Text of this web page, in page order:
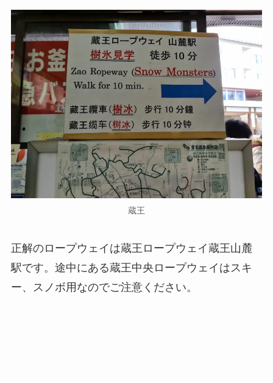
蔵王
正解のロープウェイは蔵王ロープウェイ蔵王山麓
駅です。途中にある蔵王中央ロープウェイはスキ
ー、スノボ用なのでご注意ください。